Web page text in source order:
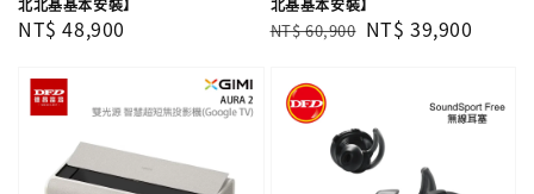
北北基基本安裝】
Regular
NT$ 48,900
北基基本安裝】
Regular
NT$ 60,900 Sale
NT$ 39,900